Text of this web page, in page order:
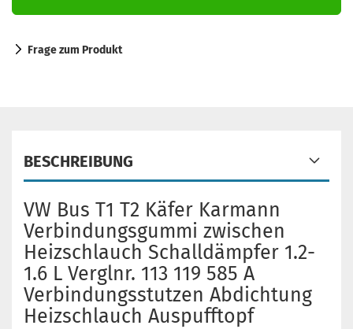
Frage zum Produkt
BESCHREIBUNG
VW Bus T1 T2 Käfer Karmann
Verbindungsgummi zwischen
Heizschlauch Schalldämpfer 1.2-
1.6 L Verglnr. 113 119 585 A
Verbindungsstutzen Abdichtung
Heizschlauch Auspufftopf